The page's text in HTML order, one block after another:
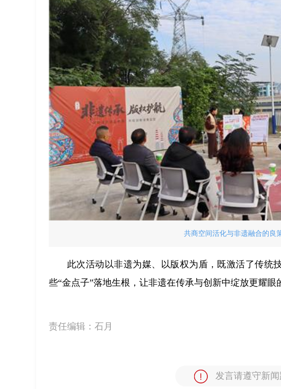
共商空间活化与非遗融合的良
此次活动以非遗为媒、以版权为盾，既激活了传统
些“金点子”落地生根，让非遗在传承与创新中绽放更耀眼
责任编辑： 石月
发言请遵守新